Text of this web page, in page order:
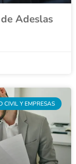
Adeslas
CIVIL Y EMPRESAS